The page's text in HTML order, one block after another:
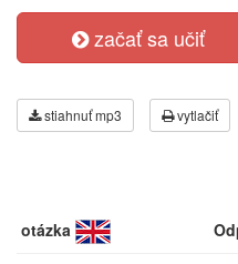
začať sa učiť
stiahnuť mp3 vytlačiť
otázka